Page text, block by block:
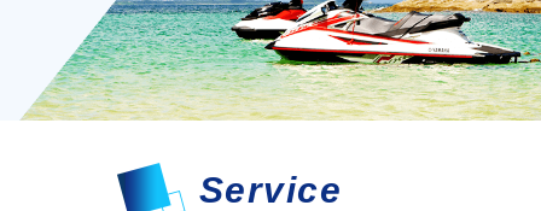
Service